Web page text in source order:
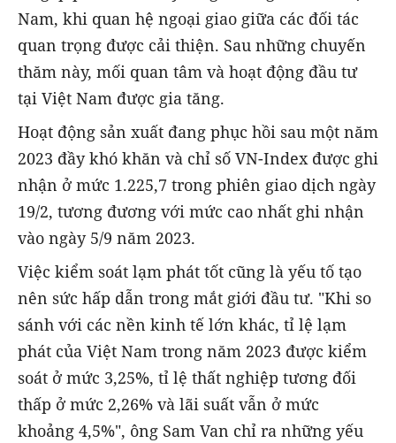
Nam, khi quan hệ ngoại giao giữa các đối tác
quan trọng được cải thiện. Sau những chuyến
thăm này, mối quan tâm và hoạt động đầu tư
tại Việt Nam được gia tăng.
Hoạt động sản xuất đang phục hồi sau một năm
2023 đầy khó khăn và chỉ số VN-Index được ghi
nhận ở mức 1.225,7 trong phiên giao dịch ngày
19/2, tương đương với mức cao nhất ghi nhận
vào ngày 5/9 năm 2023.
Việc kiểm soát lạm phát tốt cũng là yếu tố tạo
nên sức hấp dẫn trong mắt giới đầu tư. "Khi so
sánh với các nền kinh tế lớn khác, tỉ lệ lạm
phát của Việt Nam trong năm 2023 được kiểm
soát ở mức 3,25%, tỉ lệ thất nghiệp tương đối
thấp ở mức 2,26% và lãi suất vẫn ở mức
khoảng 4,5%", ông Sam Van chỉ ra những yếu